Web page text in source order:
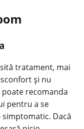
tratament, mai
și nu
recomanda
pentru a se
Dacă